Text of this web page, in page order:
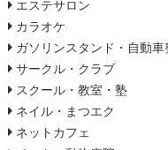
エステサロン
カラオケ
ガソリンスタンド・自動車
サークル・クラブ
スクール・教室・塾
ネイル・まつエク
ネットカフェ